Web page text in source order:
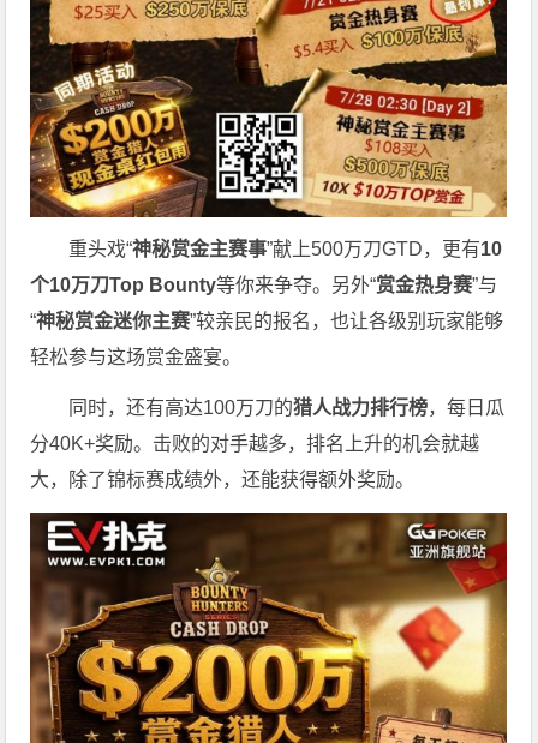
重头戏“神秘赏金主赛事”献上500万刀GTD，更有10
个10万刀Top Bounty等你来争夺。另外“赏金热身赛”与
“神秘赏金迷你主赛”较亲民的报名，也让各级别玩家能够
轻松参与这场赏金盛宴。
同时，还有高达100万刀的猎人战力排行榜，每日瓜
分40K+奖励。击败的对手越多，排名上升的机会就越
大，除了锦标赛成绩外，还能获得额外奖励。